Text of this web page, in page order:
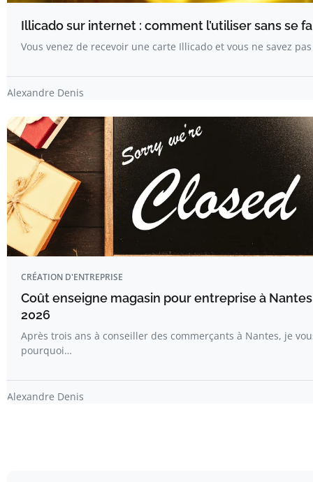
Illicado sur internet : comment l’utiliser sans se
Vous venez de recevoir une carte Illicado et vous ne savez pas
Alexandre Denis
CRÉATION D'ENTREPRISE
Coût enseigne magasin pour entreprise à
2026
Après trois ans à conseiller des commerçants à Nantes, je
pourquoi…
Alexandre Denis